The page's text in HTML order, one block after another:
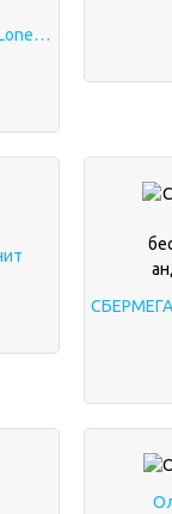
Гайд на Лон Друида (Lone Druid Guide)